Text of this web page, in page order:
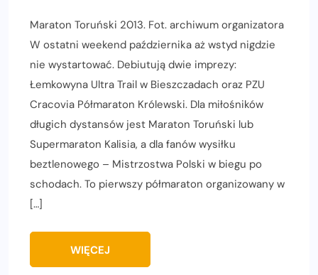
Maraton Toruński 2013. Fot. archiwum organizatora
W ostatni weekend października aż wstyd nigdzie
nie wystartować. Debiutują dwie imprezy:
Łemkowyna Ultra Trail w Bieszczadach oraz PZU
Cracovia Półmaraton Królewski. Dla miłośników
długich dystansów jest Maraton Toruński lub
Supermaraton Kalisia, a dla fanów wysiłku
beztlenowego – Mistrzostwa Polski w biegu po
schodach. To pierwszy półmaraton organizowany w
[…]
WIĘCEJ